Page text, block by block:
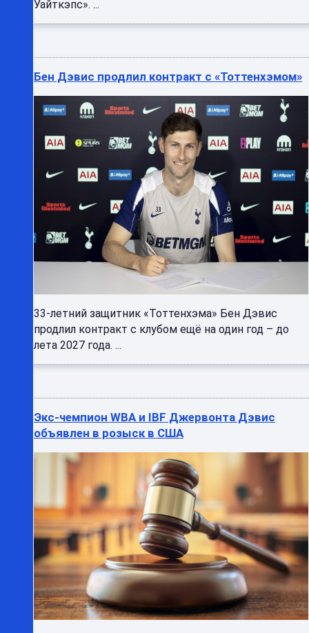
Уайткэпс». ...
Бен Дэвис продлил контракт с «Тоттенхэмом»
33-летний защитник «Тоттенхэма» Бен Дэвис
продлил контракт с клубом ещё на один год – до
лета 2027 года. ...
Экс‑чемпион WBA и IBF Джервонта Дэвис
объявлен в розыск в США